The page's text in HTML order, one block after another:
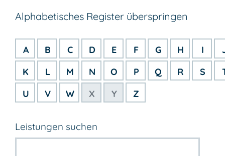
Alphabetisches Register überspringen
A B C D E F G H I
K
L M N O P Q R S
U
V W X Y Z
Leistungen suchen